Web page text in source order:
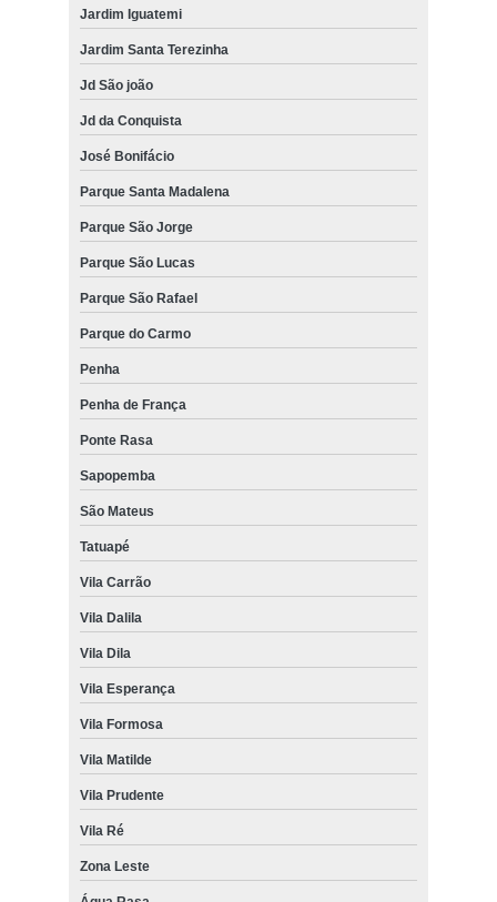
Jardim Iguatemi
Jardim Santa Terezinha
Jd São joão
Jd da Conquista
José Bonifácio
Parque Santa Madalena
Parque São Jorge
Parque São Lucas
Parque São Rafael
Parque do Carmo
Penha
Penha de França
Ponte Rasa
Sapopemba
São Mateus
Tatuapé
Vila Carrão
Vila Dalila
Vila Dila
Vila Esperança
Vila Formosa
Vila Matilde
Vila Prudente
Vila Ré
Zona Leste